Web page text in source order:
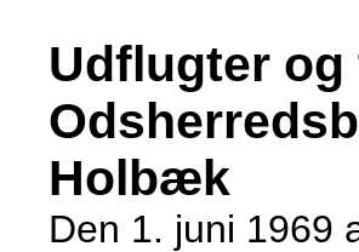
Udflugter
Holbæk
Den 1. juni 1969